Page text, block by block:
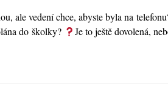
ale vedení chce, abyste byla na
do školky?
Je to ještě dovolená,